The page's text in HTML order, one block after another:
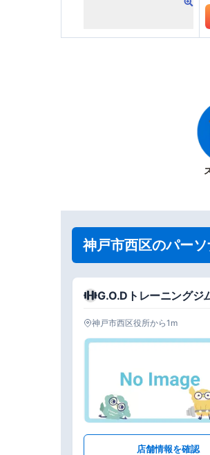
神戸市西区のパー
G.O.Dトレーニングジ
神戸市西区役所から1m
店舗情報を確認